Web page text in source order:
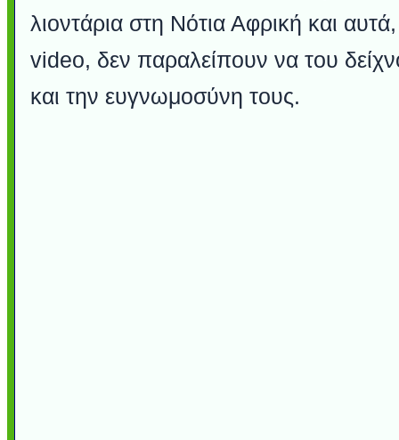
λιοντάρια στη Νότια Αφρική και
video, δεν παραλείπουν να του
και την ευγνωμοσύνη τους.